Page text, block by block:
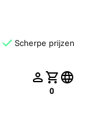
Scherpe prijzen
nav.login
Jouw
0